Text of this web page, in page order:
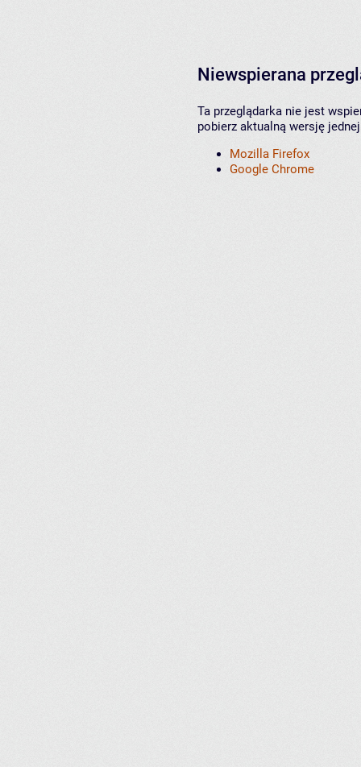
Niewspierana
Ta przeglądarka nie jest
pobierz aktualną wersję
Mozilla Firefox
Google Chrome